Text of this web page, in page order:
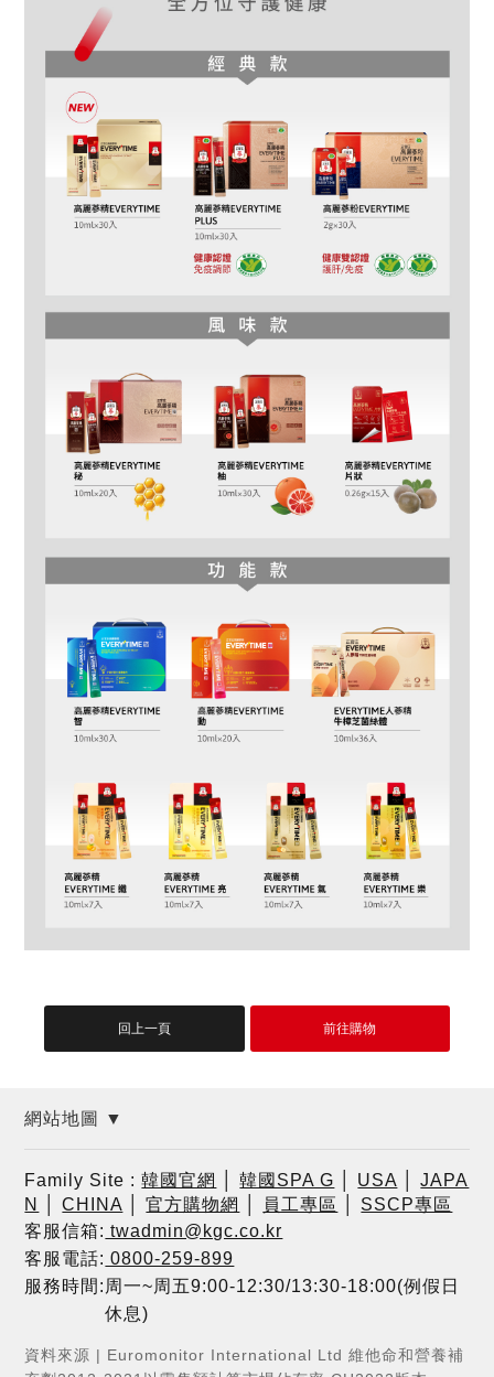
網站地圖 ▼
Family Site :韓國官網 │韓國SPA G USA │JAPA
N
│CHINA │官方購物網 員工專區
SSCP專區
客服信箱: twadmin@kgc.co.kr
客服電話: 0800-259-899
服務時間:周一~周五9:00-12:30/13:30-18:00(例假日
休息)
資料來源 | Euromonitor International Ltd 維他命和營養補